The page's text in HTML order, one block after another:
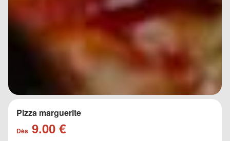
Pizza marguerite
Dès 9.00 €